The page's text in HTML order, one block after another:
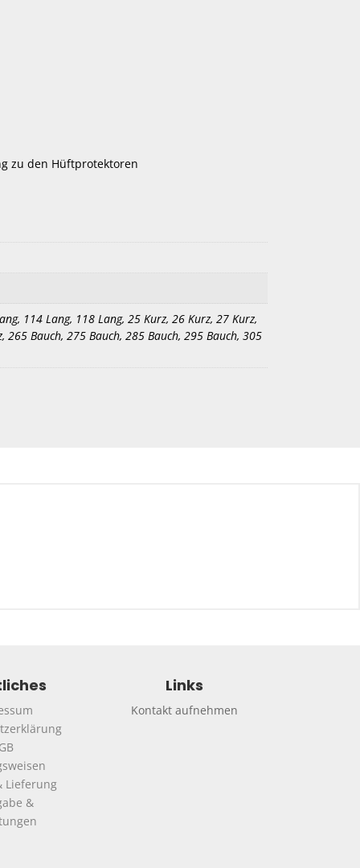
zu den Hüftprotektoren
114 Lang, 118 Lang, 25 Kurz, 26 Kurz, 27 Kurz,
Bauch, 275 Bauch, 285 Bauch, 295 Bauch, 305
Lieferung
&
Links
Kontakt aufnehmen